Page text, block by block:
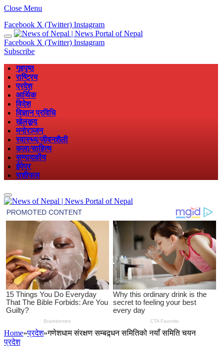
Close Menu
Facebook X (Twitter) Instagram
Facebook X (Twitter) Instagram
Subscribe
गृहपृष्ठ
राष्ट्रिय
प्रदेश
आर्थिक
विदेश
विज्ञान प्रविधि
खेलकूद
मनोरञ्जन
स्वास्थ्य/जीवनशैली
कला/साहित्य
सम्पादकीय
ईपेपर
राशीफल
Home»प्रदेश»गणेशधाम संरक्षण सम्बद्र्धन समितिको नयाँ समिति चयन
प्रदेश